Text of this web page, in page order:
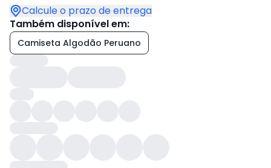
Calcule o prazo de entrega
Também disponível em:
Camiseta Algodão Peruano